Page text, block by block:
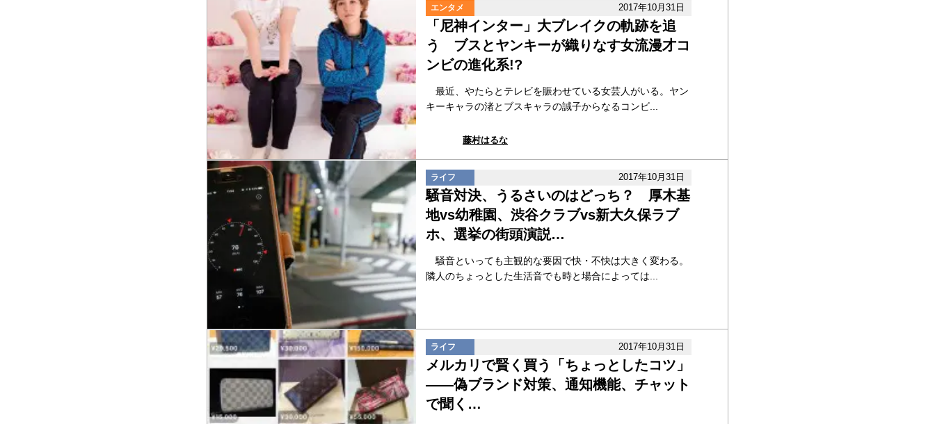
エンタメ 2017年10月31日
「尼神インター」大ブレイクの軌跡を追
う ブスとヤンキーが織りなす女流漫才コ
ンビの進化系!?
最近、やたらとテレビを賑わせている女芸人がいる。ヤン
キーキャラの渚とブスキャラの誠子からなるコンビ...
藤村はるな
ライフ 2017年10月31日
騒音対決、うるさいのはどっち？ 厚木基
地vs幼稚園、渋谷クラブvs新大久保ラブ
ホ、選挙の街頭演説…
騒音といっても主観的な要因で快・不快は大きく変わる。
隣人のちょっとした生活音でも時と場合によっては...
ライフ 2017年10月31日
メルカリで賢く買う「ちょっとしたコツ」
――偽ブランド対策、通知機能、チャット
で聞く…